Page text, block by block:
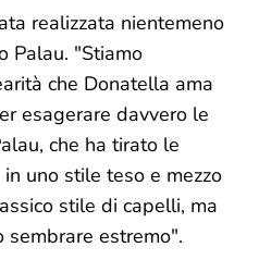
realizzata nientemeno
Palau. "Stiamo
che Donatella ama
esagerare davvero le
che ha tirato le
uno stile teso e mezzo
stile di capelli, ma
sembrare estremo".